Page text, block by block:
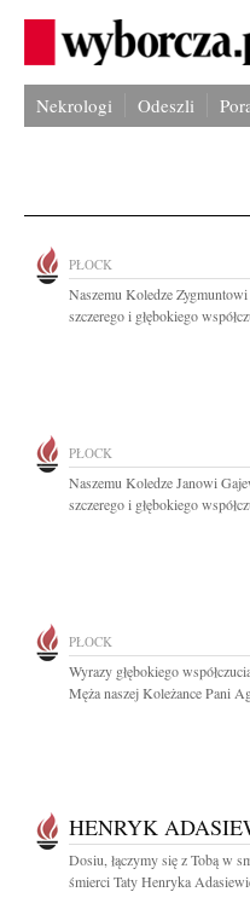
Nekrologi Odeszli
PŁOCK
Naszemu Koledze
szczerego i głębokiego
PŁOCK
Naszemu Koledze Janowi
szczerego i głębokiego
PŁOCK
Wyrazy głębokiego
Męża naszej Koleżance Pani
HENRYK
Dosiu, łączymy się z Tobą w
śmierci Taty Henryka